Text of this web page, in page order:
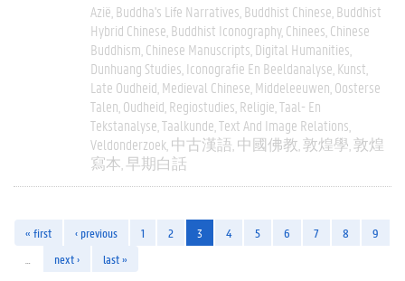
Azië Buddha's Life Narratives Buddhist Chinese Buddhist
Hybrid Chinese Buddhist Iconography Chinees Chinese
Buddhism Chinese Manuscripts Digital Humanities
Dunhuang Studies Iconografie En Beeldanalyse Kunst
Late Oudheid Medieval Chinese Middeleeuwen Oosterse
Talen Oudheid Regiostudies Religie Taal- En
Tekstanalyse Taalkunde Text And Image Relations
Veldonderzoek 中古漢語 中國佛教 敦煌學 敦煌
寫本 早期白話
« first ‹ previous 1 2 3 4 5 6 7 8
9
next › last »